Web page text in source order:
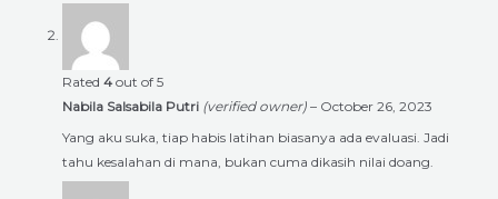
Rated 4 out of 5
Nabila Salsabila Putri (verified owner) – October 26, 2023
Yang aku suka, tiap habis latihan biasanya ada evaluasi. Jadi
tahu kesalahan di mana, bukan cuma dikasih nilai doang.